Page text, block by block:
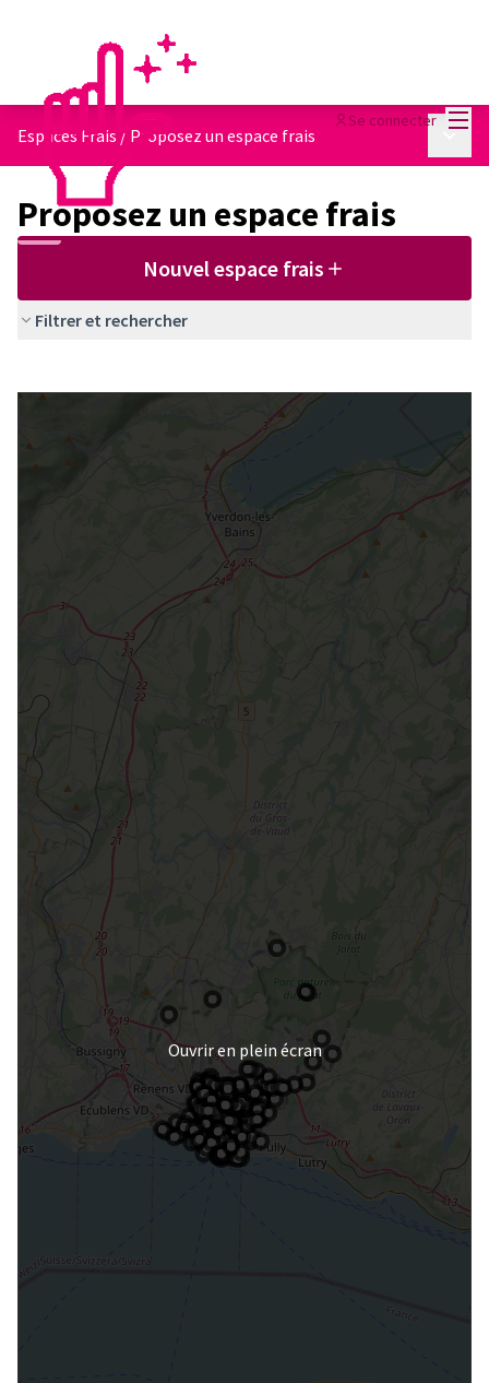
Se connecter
Espaces Frais / Proposez un espace frais
Proposez un espace frais
Nouvel espace frais
Filtrer et rechercher
Ouvrir en plein écran